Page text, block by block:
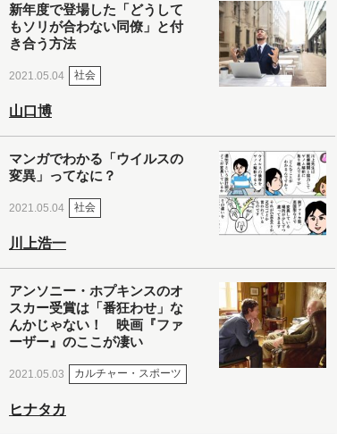
新年度で登場した「どうして
もソリが合わない同僚」と付
き合う方法
2021.05.04 社会
山口博
マンガでわかる「ウイルスの
変異」ってなに？
2021.05.04 社会
川上浩一
アンソニー・ホプキンスのオ
スカー受賞は「番狂わせ」な
んかじゃない！ 映画『ファ
ーザー』のここが凄い
2021.05.03 カルチャー・スポーツ
ヒナタカ